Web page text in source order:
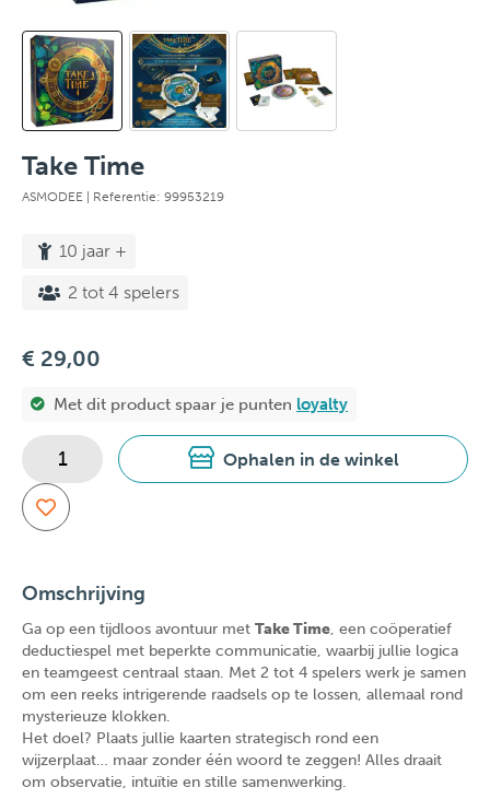
Take Time
ASMODEE | Referentie: 99953219
10 jaar +
2 tot 4 spelers
€ 29,00
Met dit product spaar je punten loyalty
Ophalen in de winkel
Omschrijving
Ga op een tijdloos avontuur met Take Time, een coöperatief
deductiespel met beperkte communicatie, waarbij jullie logica
en teamgeest centraal staan. Met 2 tot 4 spelers werk je samen
om een reeks intrigerende raadsels op te lossen, allemaal rond
mysterieuze klokken.
Het doel? Plaats jullie kaarten strategisch rond een
wijzerplaat… maar zonder één woord te zeggen! Alles draait
om observatie, intuïtie en stille samenwerking.